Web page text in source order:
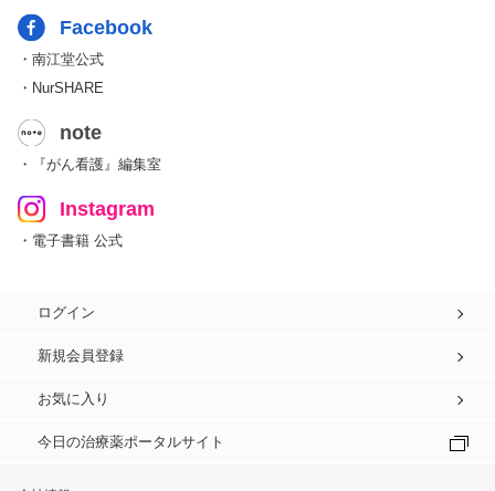
Facebook
・南江堂公式
・NurSHARE
note
・『がん看護』編集室
Instagram
・電子書籍 公式
ログイン
新規会員登録
お気に入り
今日の治療薬ポータルサイト